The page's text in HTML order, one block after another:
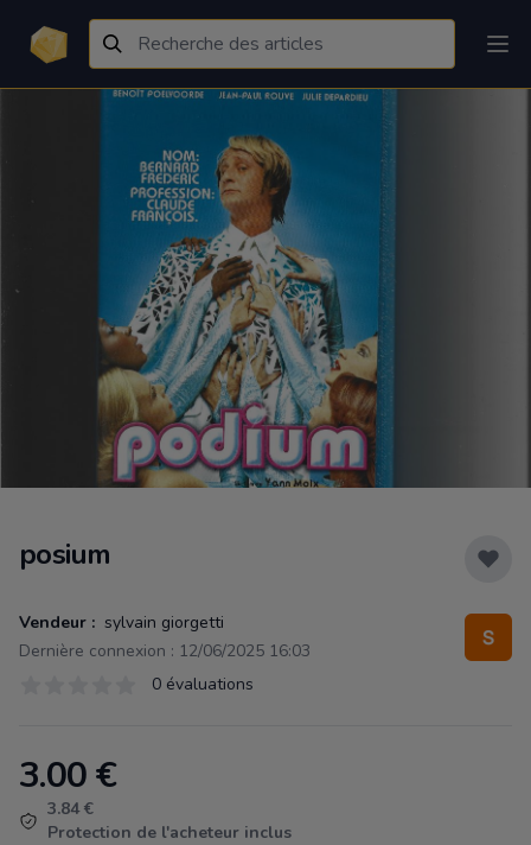
posium
Vendeur : sylvain giorgetti
Dernière connexion : 12/06/2025 16:03
0 évaluations
Product information
3.00€
3.84 €
Protection de l'acheteur inclus